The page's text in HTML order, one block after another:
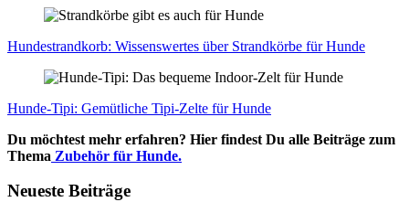
Hun­de­strand­korb: Wis­sens­wer­tes über Strand­kör­be für Hun­de
Hun­de-Tipi: Gemüt­li­che Tipi-Zel­te für Hun­de
Du möchtest mehr erfahren? Hier findest Du alle Beiträge zum
Thema Zubehör für Hunde.
Neueste Beiträge